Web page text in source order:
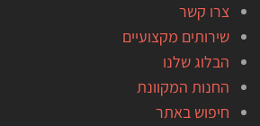
צרו קשר
שירותים מקצועיים
הבלוג שלנו
החנות המקוונת
חיפוש באתר